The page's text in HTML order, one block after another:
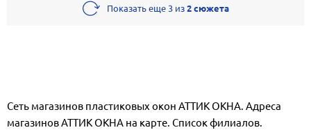
Показать еще 3 из2 сюжета
Сеть магазинов пластиковых окон АТТИК ОКНА. Адреса
магазинов АТТИК ОКНА на карте. Список филиалов.